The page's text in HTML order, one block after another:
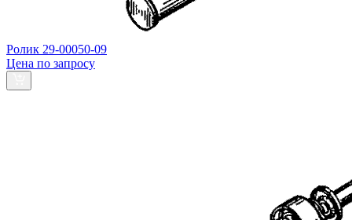
Ролик 29-00050-09
Цена по запросу